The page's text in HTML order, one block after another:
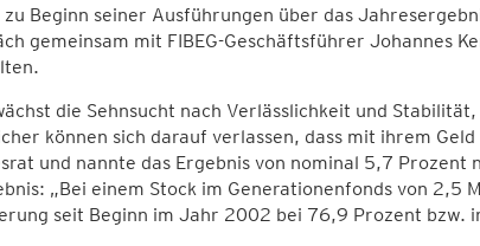
Beginn seiner Ausführungen über das
gemeinsam mit FIBEG-Geschäftsführer Johannes
die Sehnsucht nach Verlässlichkeit und
können sich darauf verlassen, dass mit ihrem
und nannte das Ergebnis von nominal 5,7 Prozent
„Bei einem Stock im Generationenfonds von
seit Beginn im Jahr 2002 bei 76,9 Prozent bzw.